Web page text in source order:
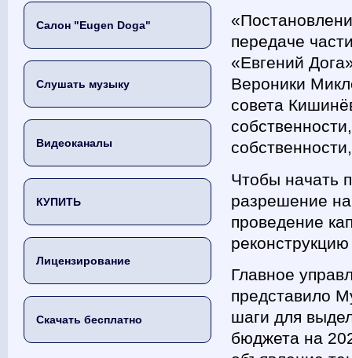
Салон "Eugen Doga"
Слушать музыку
Видеоканалы
КУПИТЬ
Лицензирование
Скачать бесплатно
передаче
«Евгений
Вероники
совета
Чтобы начать
разрешение на
проведение
Главное
представило
шаги для
бюджета на